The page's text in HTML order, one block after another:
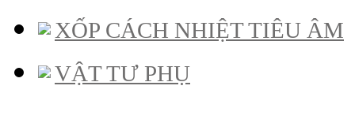
XỐP CÁCH NHIỆT TIÊU ÂM
VẬT TƯ PHỤ